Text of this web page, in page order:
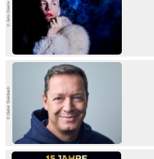
© Jens Doerre
© Dieter Steinbach